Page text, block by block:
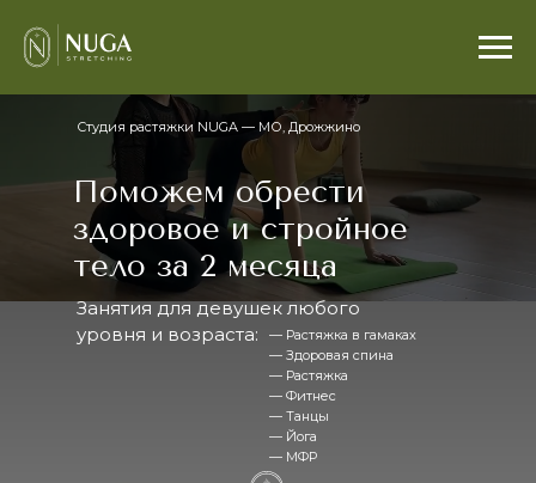
Занятия для девушек любого
уровня и возраста:
Поможем обрести
здоровое и стройное
тело за 2 месяца
Студия растяжки NUGA — МО, Дрожжино
— Растяжка в гамаках
— Здоровая спина
— Растяжка
— Фитнес
— Танцы
— Йога
— МФР